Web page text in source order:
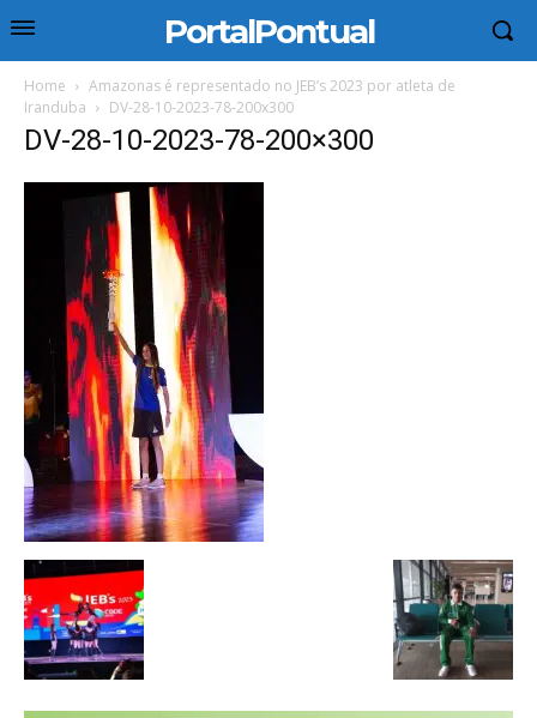
PortalPontual
Home
Amazonas é representado no JEB’s 2023 por atleta de
Iranduba
DV-28-10-2023-78-200x300
DV-28-10-2023-78-200×300